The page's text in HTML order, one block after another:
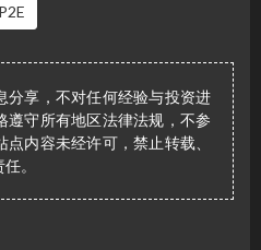
P2E
分享，不对任何经验与投资进
遵守所有地区法律法规，不参
内容未经许可，禁止转载、
。